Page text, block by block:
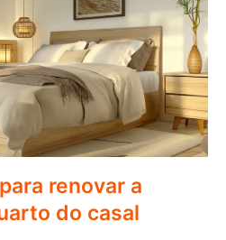
renovar a
do casal